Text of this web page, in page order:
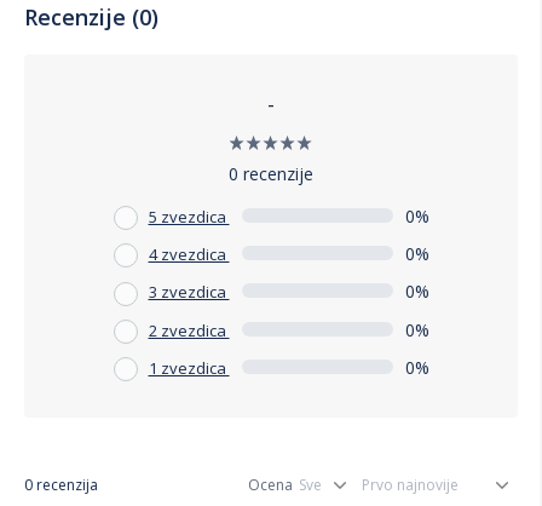
Recenzije (0)
-
0 recenzije
5 zvezdica 0%
4 zvezdica 0%
3 zvezdica 0%
2 zvezdica 0%
1 zvezdica 0%
0 recenzija Ocena